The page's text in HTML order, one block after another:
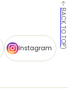
BACK TO TOP
Instagram